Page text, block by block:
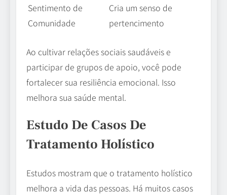
Sentimento de
Comunidade
Cria um senso de
pertencimento
Ao cultivar relações sociais saudáveis e
participar de grupos de apoio, você pode
fortalecer sua resiliência emocional. Isso
melhora sua saúde mental.
Estudo De Casos De
Tratamento Holístico
Estudos mostram que o tratamento holístico
melhora a vida das pessoas. Há muitos casos